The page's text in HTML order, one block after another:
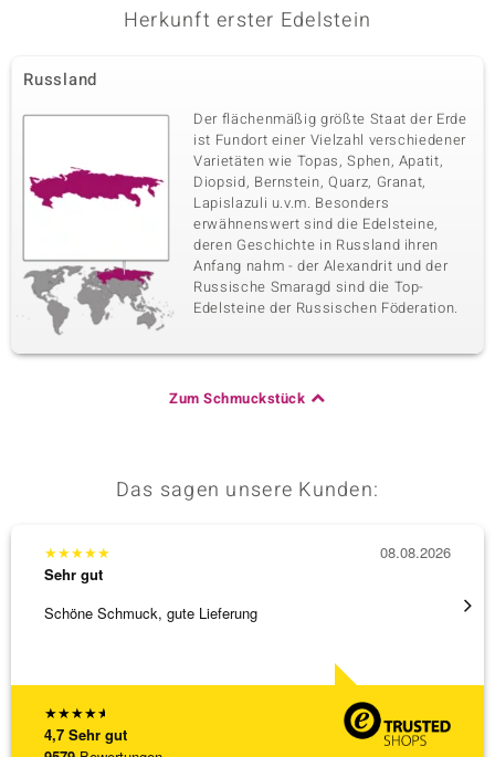
Herkunft erster Edelstein
Russland
Der flächenmäßig größte Staat der Erde
ist Fundort einer Vielzahl verschiedener
Varietäten wie Topas, Sphen, Apatit,
Diopsid, Bernstein, Quarz, Granat,
Lapislazuli u.v.m. Besonders
erwähnenswert sind die Edelsteine,
deren Geschichte in Russland ihren
Anfang nahm - der Alexandrit und der
Russische Smaragd sind die Top-
Edelsteine der Russischen Föderation.
Zum Schmuckstück
Das sagen unsere Kunden:
★★★★★
4,7 Sehr gut
★★★★★
Sehr gut
Schöne Schmuck, gute Lieferung
08.08.2026